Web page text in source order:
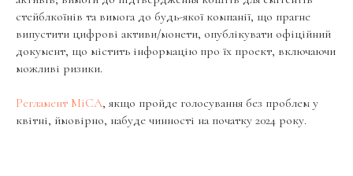
стейблкоїнів та вимога до будь-якої компанії, що прагне
випустити цифрові активи/монети, опублікувати офіційний
документ, що містить інформацію про їх проект, включаючи
можливі ризики.
Регламент MiCA, якщо пройде голосування без проблем у
квітні, ймовірно, набуде чинності на початку 2024 року.